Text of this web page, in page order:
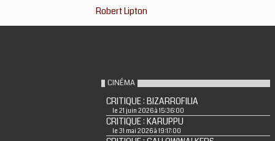
Robert Lipton
CINÉMA
CRITIQUE : BIZARROFILIA
le 21 juin 2026 à 15:36:00
CRITIQUE : KARUPPU
le 31 mai 2026 à 19:17:00